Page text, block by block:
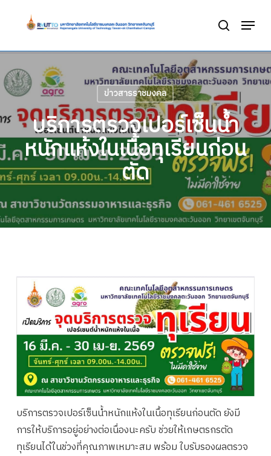
search
Menu
ข่าวสารราชมงคล
บริการตรวจเปอร์เซ็นน้ำ
หนักแห้งในเนื้อทุเรียนก่อน
ตัด
บริการตรวจเปอร์เซ็นน้ำหนักแห้งในเนื้อทุเรียนก่อนตัด ยังมี
การให้บริการอยู่อย่างต่อเนื่องนะครับ ช่วยให้เกษตรกรตัด
ทุเรียนได้ในช่วงที่คุณภาพเหมาะสม พร้อม ใบรับรองผลตรวจ
Menu